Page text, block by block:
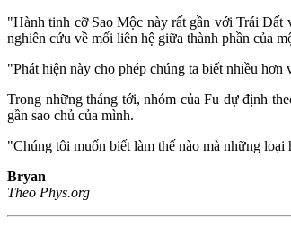
"Hành tinh cỡ Sao Mộc này rất gần với Trái Đất
nghiên cứu về mối liên hệ giữa thành phần của
"Phát hiện này cho phép chúng ta biết nhiều
Trong những tháng tới, nhóm của Fu dự định
gần sao chủ của mình.
"Chúng tôi muốn biết làm thế nào mà những
Bryan
Theo Phys.org